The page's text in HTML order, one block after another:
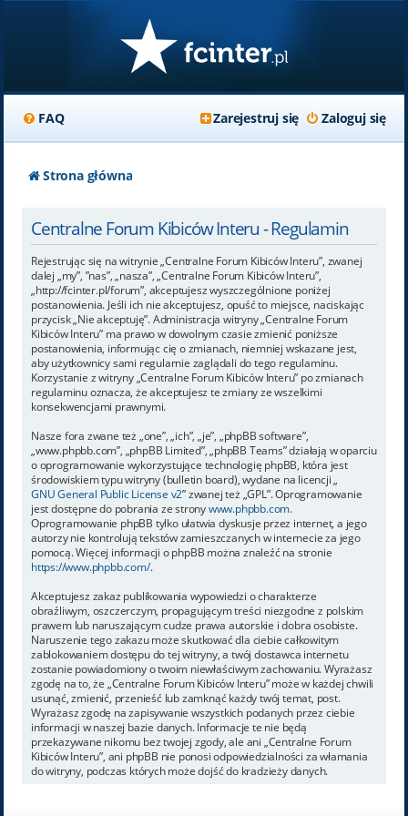
FAQ Zaloguj się
Zarejestruj się
Strona główna
Centralne Forum Kibiców Interu - Regulamin
Rejestrując się na witrynie „Centralne Forum Kibiców Interu”, zwanej
dalej „my”, ”nas”, „nasza”, „Centralne Forum Kibiców Interu”,
„http://fcinter.pl/forum”, akceptujesz wyszczególnione poniżej
postanowienia. Jeśli ich nie akceptujesz, opuść to miejsce, naciskając
przycisk „Nie akceptuję”. Administracja witryny „Centralne Forum
Kibiców Interu” ma prawo w dowolnym czasie zmienić poniższe
postanowienia, informując cię o zmianach, niemniej wskazane jest,
aby użytkownicy sami regularnie zaglądali do tego regulaminu.
Korzystanie z witryny „Centralne Forum Kibiców Interu” po zmianach
regulaminu oznacza, że akceptujesz te zmiany ze wszelkimi
konsekwencjami prawnymi.
Nasze fora zwane też „one”, „ich”, „je”, „phpBB software”,
„www.phpbb.com”, „phpBB Limited”, „phpBB Teams” działają w oparciu
o oprogramowanie wykorzystujące technologię phpBB, która jest
środowiskiem typu witryny (bulletin board), wydane na licencji „
GNU General Public License v2” zwanej też „GPL”. Oprogramowanie
jest dostępne do pobrania ze stronywww.phpbb.com.
Oprogramowanie phpBB tylko ułatwia dyskusje przez internet, a jego
autorzy nie kontrolują tekstów zamieszczanych w internecie za jego
pomocą. Więcej informacji o phpBB można znaleźć na stronie
https://www.phpbb.com/.
Akceptujesz zakaz publikowania wypowiedzi o charakterze
obraźliwym, oszczerczym, propagującym treści niezgodne z polskim
prawem lub naruszającym cudze prawa autorskie i dobra osobiste.
Naruszenie tego zakazu może skutkować dla ciebie całkowitym
zablokowaniem dostępu do tej witryny, a twój dostawca internetu
zostanie powiadomiony o twoim niewłaściwym zachowaniu. Wyrażasz
zgodę na to, że „Centralne Forum Kibiców Interu” może w każdej chwili
usunąć, zmienić, przenieść lub zamknąć każdy twój temat, post.
Wyrażasz zgodę na zapisywanie wszystkich podanych przez ciebie
informacji w naszej bazie danych. Informacje te nie będą
przekazywane nikomu bez twojej zgody, ale ani „Centralne Forum
Kibiców Interu”, ani phpBB nie ponosi odpowiedzialności za włamania
do witryny, podczas których może dojść do kradzieży danych.